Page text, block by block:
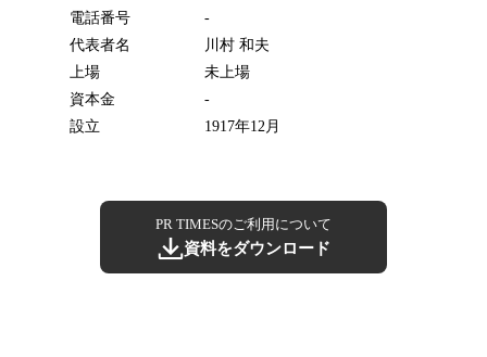
電話番号
-
代表者名
川村 和夫
上場
未上場
資本金
-
設立
1917年12月
PR TIMESのご利用について
資料をダウンロード